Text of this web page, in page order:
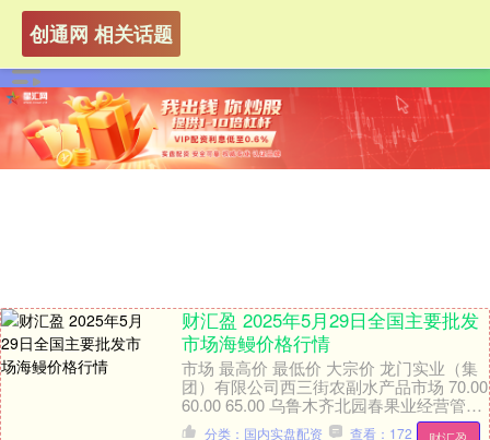
创通网 相关话题
财汇盈 2025年5月29日全国主要批发
市场海鳗价格行情
市场 最高价 最低价 大宗价 龙门实业（集
团）有限公司西三街农副水产品市场 70.00
60.00 65.00 乌鲁木齐北园春果业经营管理
有限责任公司 110.....
分类：国内实盘配资 查看：172